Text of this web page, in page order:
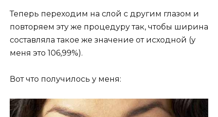
Теперь переходим на слой с другим глазом и
повторяем эту же процедуру так, чтобы ширина
составляла такое же значение от исходной (у
меня это 106,99%).
Вот что получилось у меня: